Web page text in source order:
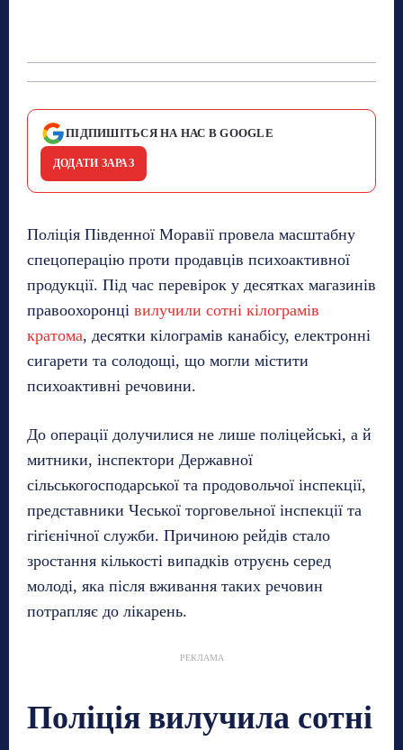
ПІДПИШІТЬСЯ НА НАС В GOOGLE
ДОДАТИ ЗАРАЗ
Поліція Південної Моравії провела масштабну
спецоперацію проти продавців психоактивної
продукції. Під час перевірок у десятках магазинів
правоохоронці вилучили сотні кілограмів
кратома, десятки кілограмів канабісу, електронні
сигарети та солодощі, що могли містити
психоактивні речовини.
До операції долучилися не лише поліцейські, а й
митники, інспектори Державної
сільськогосподарської та продовольчої інспекції,
представники Чеської торговельної інспекції та
гігієнічної служби. Причиною рейдів стало
зростання кількості випадків отруєнь серед
молоді, яка після вживання таких речовин
потрапляє до лікарень.
РЕКЛАМА
Поліція вилучила сотні